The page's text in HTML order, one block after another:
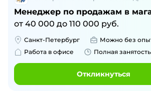
Менеджер по продажам в
от 40 000 до 110 000 руб.
Санкт-Петербург
Можно без
Работа в офисе
Полная занятость
Откликнуться